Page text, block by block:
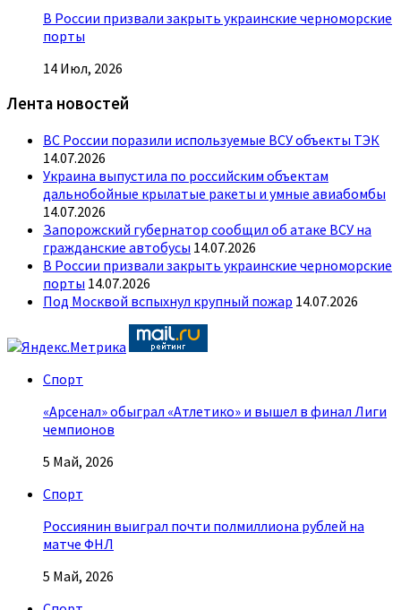
В России призвали закрыть украинские черноморские
порты
14 Июл, 2026
Лента новостей
ВС России поразили используемые ВСУ объекты ТЭК
14.07.2026
Украина выпустила по российским объектам
дальнобойные крылатые ракеты и умные авиабомбы
14.07.2026
Запорожский губернатор сообщил об атаке ВСУ на
гражданские автобусы 14.07.2026
В России призвали закрыть украинские черноморские
порты 14.07.2026
Под Москвой вспыхнул крупный пожар 14.07.2026
Спорт
«Арсенал» обыграл «Атлетико» и вышел в финал Лиги
чемпионов
5 Май, 2026
Спорт
Россиянин выиграл почти полмиллиона рублей на
матче ФНЛ
5 Май, 2026